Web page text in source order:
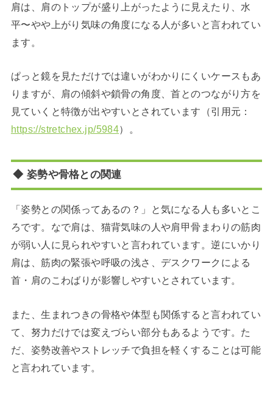
肩は、肩のトップが盛り上がったように見えたり、水
平〜やや上がり気味の角度になる人が多いと言われてい
ます。
ぱっと鏡を見ただけでは違いがわかりにくいケースもあ
りますが、肩の傾斜や鎖骨の角度、首とのつながり方を
見ていくと特徴が出やすいとされています（引用元：
https://stretchex.jp/5984）。
◆ 姿勢や骨格との関連
「姿勢との関係ってあるの？」と気になる人も多いとこ
ろです。なで肩は、猫背気味の人や肩甲骨まわりの筋肉
が弱い人に見られやすいと言われています。逆にいかり
肩は、筋肉の緊張や呼吸の浅さ、デスクワークによる
首・肩のこわばりが影響しやすいとされています。
また、生まれつきの骨格や体型も関係すると言われてい
て、努力だけでは変えづらい部分もあるようです。た
だ、姿勢改善やストレッチで負担を軽くすることは可能
と言われています。